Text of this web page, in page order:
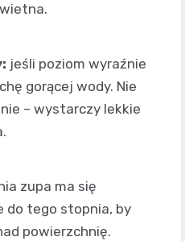
jeśli poziom wyraźnie
gorącej wody. Nie
– wystarczy lekkie
zupa ma się
do tego stopnia, by
powierzchnię.